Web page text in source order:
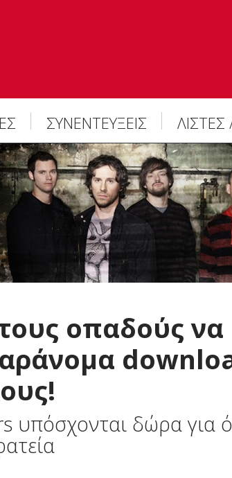
ΣΥΝΕΝΤΕΥΞΕΙΣ
οπαδούς να
υπόσχονται δώρα για